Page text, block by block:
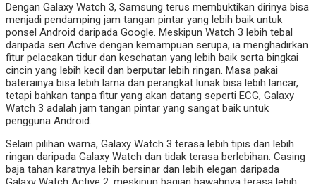
Dengan Galaxy Watch 3, Samsung terus membuktikan dirinya bisa
menjadi pendamping jam tangan pintar yang lebih baik untuk
ponsel Android daripada Google. Meskipun Watch 3 lebih tebal
daripada seri Active dengan kemampuan serupa, ia menghadirkan
fitur pelacakan tidur dan kesehatan yang lebih baik serta bingkai
cincin yang lebih kecil dan berputar lebih ringan. Masa pakai
baterainya bisa lebih lama dan perangkat lunak bisa lebih lancar,
tetapi bahkan tanpa fitur yang akan datang seperti ECG, Galaxy
Watch 3 adalah jam tangan pintar yang sangat baik untuk
pengguna Android.
Selain pilihan warna, Galaxy Watch 3 terasa lebih tipis dan lebih
ringan daripada Galaxy Watch dan tidak terasa berlebihan. Casing
baja tahan karatnya lebih bersinar dan lebih elegan daripada